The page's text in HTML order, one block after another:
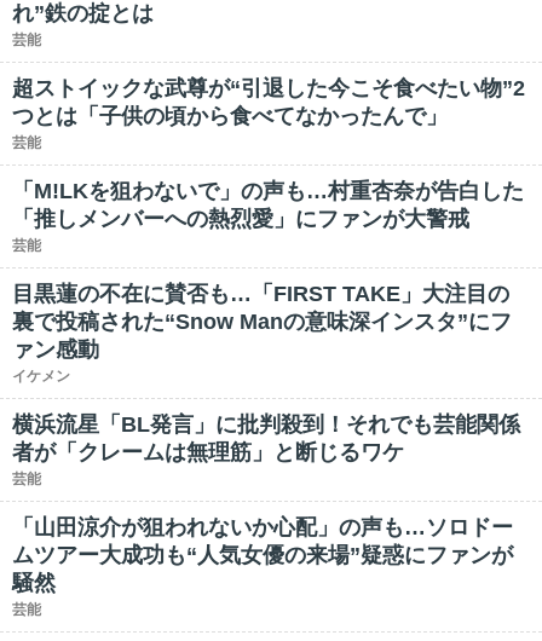
れ”鉄の掟とは
芸能
超ストイックな武尊が“引退した今こそ食べたい物”2
つとは「子供の頃から食べてなかったんで」
芸能
「M!LKを狙わないで」の声も…村重杏奈が告白した
「推しメンバーへの熱烈愛」にファンが大警戒
芸能
目黒蓮の不在に賛否も…「FIRST TAKE」大注目の
裏で投稿された“Snow Manの意味深インスタ”にフ
ァン感動
イケメン
横浜流星「BL発言」に批判殺到！それでも芸能関係
者が「クレームは無理筋」と断じるワケ
芸能
「山田涼介が狙われないか心配」の声も…ソロドー
ムツアー大成功も“人気女優の来場”疑惑にファンが
騒然
芸能